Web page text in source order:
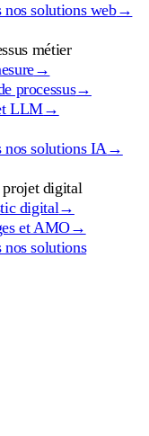
solutions web→
métier
→
processus→
LLM→
nos solutions IA→
digital
digital→
et AMO→
solutions